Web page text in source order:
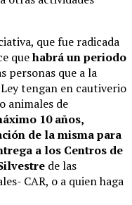
que fue radicada
quehabrá un periodo
personas que a la
tengan en cautiverio
animales de
10 años,
de la misma para
a los Centros de
de las
CAR, o a quien haga